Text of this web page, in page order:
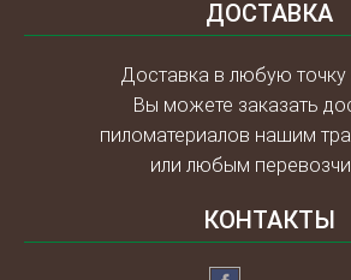
ДОСТАВКА
Доставка в любую точку
Вы можете заказать
пиломатериалов нашим
или любым
КОНТАКТЫ